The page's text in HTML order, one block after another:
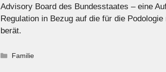
Advisory Board des Bundesstaates – eine
Regulation in Bezug auf die für die
berät.
Kategorien
Familie